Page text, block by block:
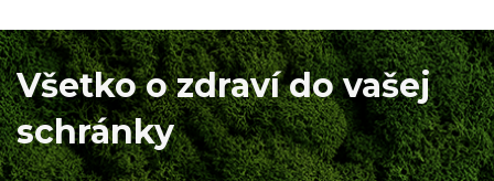
Všetko o zdraví do vašej
schránky